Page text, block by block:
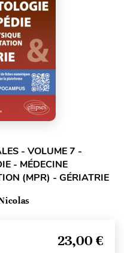
- VOLUME 7 -
- MÉDECINE
(MPR) - GÉRIATRIE
23,00 €